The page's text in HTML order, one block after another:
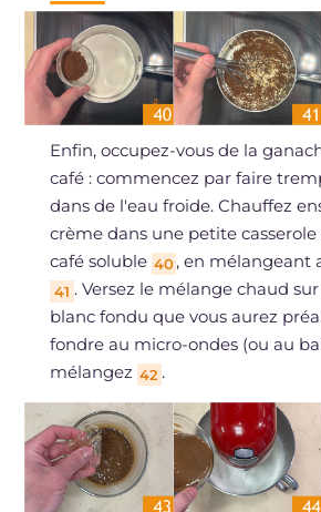
Enfin, occupez-vous de la
café : commencez par faire
dans de l'eau froide. Chauffez
crème dans une petite
café soluble 40 , en mélangeant
41 . Versez le mélange chaud
blanc fondu que vous aurez
fondre au micro-ondes (ou au
mélangez 42 .